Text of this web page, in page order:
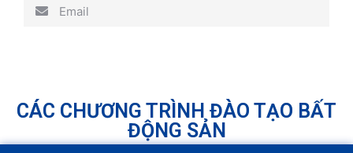
Email
CÁC CHƯƠNG TRÌNH ĐÀO TẠO BẤT
ĐỘNG SẢN